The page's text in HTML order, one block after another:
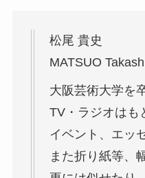
松尾 貴史
MATSUO
大阪芸術大学を
TV・ラジオはも
イベント、エッ
また折り紙等、